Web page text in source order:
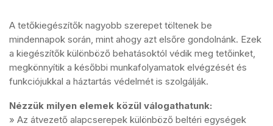
A tetőkiegészítők nagyobb szerepet töltenek be
mindennapok során, mint ahogy azt elsőre gondolnánk. Ezek
a kiegészítők különböző behatásoktól védik meg tetőinket,
megkönnyítik a későbbi munkafolyamatok elvégzését és
funkciójukkal a háztartás védelmét is szolgálják.
Nézzük milyen elemek közül válogathatunk:
» Az átvezető alapcserepek különböző beltéri egységek